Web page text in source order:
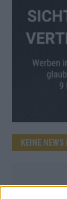
KEINE NEWS